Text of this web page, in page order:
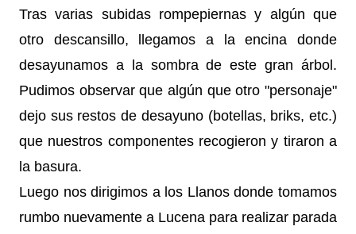
Tras varias subidas rompepiernas y algún que
otro descansillo, llegamos a la encina donde
desayunamos a la sombra de este gran árbol.
Pudimos observar que algún que otro "personaje"
dejo sus restos de desayuno (botellas, briks, etc.)
que nuestros componentes recogieron y tiraron a
la basura.
Luego nos dirigimos a los Llanos donde tomamos
rumbo nuevamente a Lucena para realizar parada